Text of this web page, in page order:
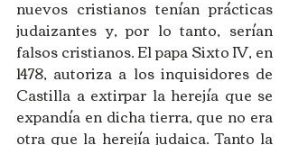
nuevos cristianos tenían prácticas
judaizantes y, por lo tanto, serían
falsos cristianos. El papa Sixto IV, en
1478, autoriza a los inquisidores de
Castilla a extirpar la herejía que se
expandía en dicha tierra, que no era
otra que la herejía judaica. Tanto la